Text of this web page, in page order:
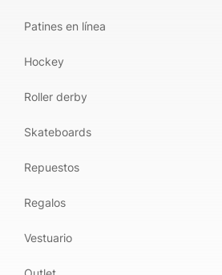
Patines en línea
Hockey
Roller derby
Skateboards
Repuestos
Regalos
Vestuario